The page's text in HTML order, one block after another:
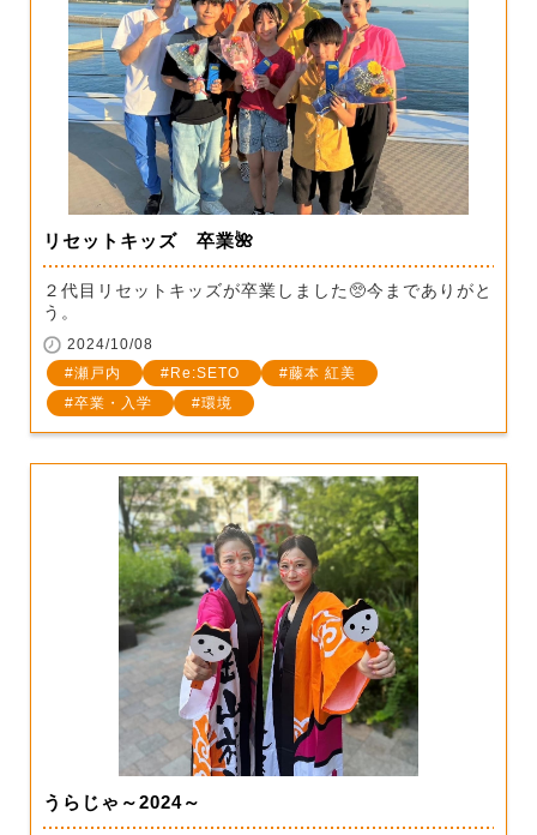
リセットキッズ 卒業🌺
２代目リセットキッズが卒業しました🥺今までありがと
う。
2024/10/08
瀬戸内
Re:SETO
藤本 紅美
卒業・入学
環境
うらじゃ～2024～